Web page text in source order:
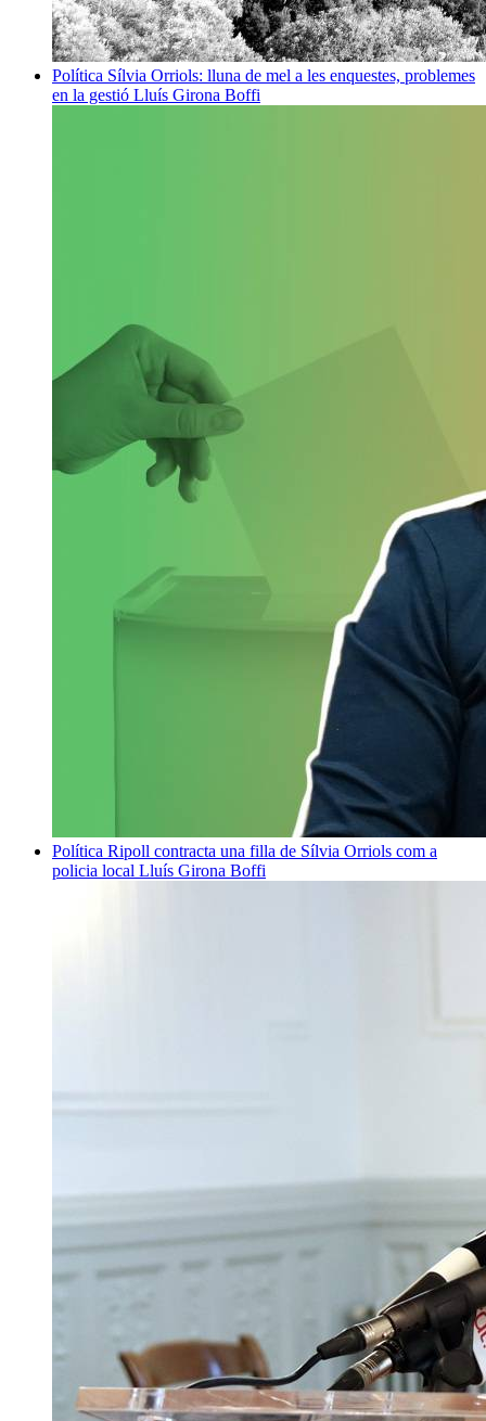
Política Sílvia Orriols: lluna de mel a les enquestes, problemes
en la gestió Lluís Girona Boffi
Política Ripoll contracta una filla de Sílvia Orriols com a
policia local Lluís Girona Boffi